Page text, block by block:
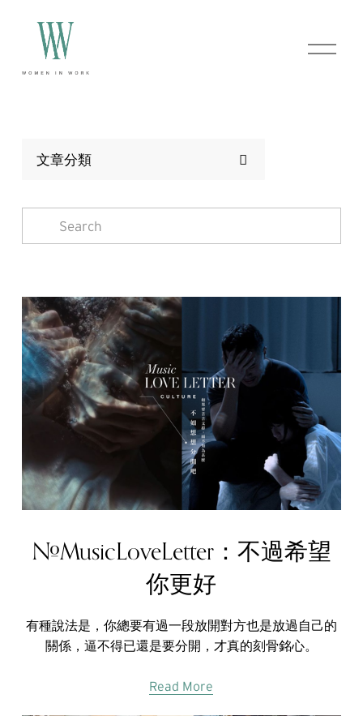
O
p
文章分類
#MusicLoveLetter：不過希望
你更好
有種說法是，你總要有過一段放開對方也是放過自己的
關係，逼不得已還是要分開，才真的刻骨銘心。
Read More